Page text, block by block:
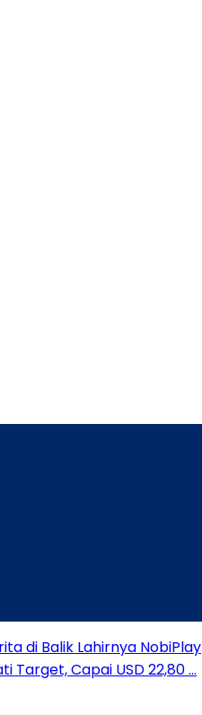
di Balik Lahirnya NobiPlay
Target, Capai USD 22,80 …